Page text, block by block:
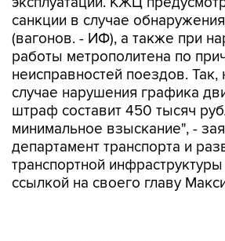
санкции в случае
(вагонов. - ИФ), а также при
работы метрополитена по
неисправностей поездов. Так,
случае нарушения графика
штраф составит 450 тысяч
минимальное взыскание", -
департамент транспорта и
транспортной
ссылкой на своего главу